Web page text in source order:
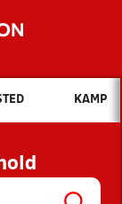
du søge efter?
NYHEDER
OG
KAMP